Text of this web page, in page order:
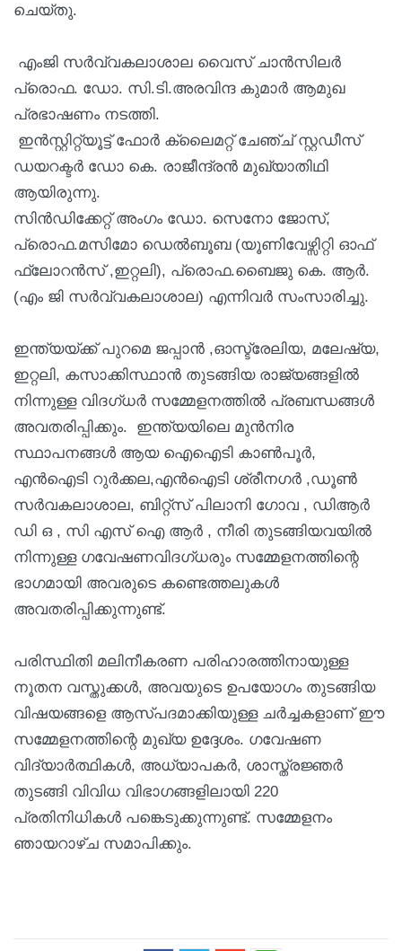
ചെയ്തു.
എംജി സർവ്വകലാശാല വൈസ് ചാൻസിലർ
പ്രൊഫ. ഡോ. സി.ടി.അരവിന്ദ കുമാർ ആമുഖ
പ്രഭാഷണം നടത്തി.
ഇൻസ്റ്റിറ്റ്യൂട്ട് ഫോർ ക്ലൈമറ്റ് ചേഞ്ച് സ്റ്റഡീസ്
ഡയറക്ടർ ഡോ കെ. രാജീന്ദ്രൻ മുഖ്യാതിഥി
ആയിരുന്നു.
സിൻഡിക്കേറ്റ് അംഗം ഡോ. സെനോ ജോസ്,
പ്രൊഫ.മസിമോ ഡെൽബൂബ (യൂണിവേഴ്സിറ്റി ഓഫ്
ഫ്ലോറൻസ് ,ഇറ്റലി), പ്രൊഫ.ബൈജു കെ. ആർ.
(എം ജി സർവ്വകലാശാല) എന്നിവർ സംസാരിച്ചു.
ഇന്ത്യയ്ക്ക് പുറമെ ജപ്പാൻ ,ഓസ്ട്രേലിയ, മലേഷ്യ,
ഇറ്റലി, കസാക്കിസ്ഥാൻ തുടങ്ങിയ രാജ്യങ്ങളിൽ
നിന്നുള്ള വിദഗ്ധർ സമ്മേളനത്തിൽ പ്രബന്ധങ്ങൾ
അവതരിപ്പിക്കും. ഇന്ത്യയിലെ മുൻനിര
സ്ഥാപനങ്ങൾ ആയ ഐഐടി കാൺപൂർ,
എൻഐടി റുർക്കല,എൻഐടി ശ്രീനഗർ ,ഡൂൺ
സർവകലാശാല, ബിറ്റ്സ് പിലാനി ഗോവ , ഡിആർ
ഡി ഒ , സി എസ് ഐ ആർ , നീരി തുടങ്ങിയവയിൽ
നിന്നുള്ള ഗവേഷണവിദഗ്ധരും സമ്മേളനത്തിന്റെ
ഭാഗമായി അവരുടെ കണ്ടെത്തലുകൾ
അവതരിപ്പിക്കുന്നുണ്ട്.
പരിസ്ഥിതി മലിനീകരണ പരിഹാരത്തിനായുള്ള
നൂതന വസ്തുക്കൾ, അവയുടെ ഉപയോഗം തുടങ്ങിയ
വിഷയങ്ങളെ ആസ്പദമാക്കിയുള്ള ചർച്ചകളാണ് ഈ
സമ്മേളനത്തിന്റെ മുഖ്യ ഉദ്ദേശം. ഗവേഷണ
വിദ്യാർത്ഥികൾ, അധ്യാപകർ, ശാസ്ത്രജ്ഞർ
തുടങ്ങി വിവിധ വിഭാഗങ്ങളിലായി 220
പ്രതിനിധികൾ പങ്കെടുക്കുന്നുണ്ട്. സമ്മേളനം
ഞായറാഴ്ച സമാപിക്കും.